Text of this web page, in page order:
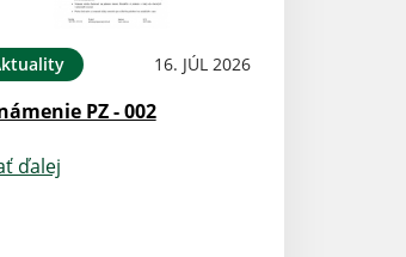
16. JÚL 2026
PZ - 002
ďalej